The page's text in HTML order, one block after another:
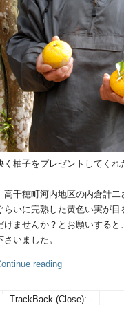
く柚子をプレゼントしてくれ
高千穂町河内地区の内倉計二
らいに完熟した黄色い実が
けませんか？とお願いする
さいました。
reading
TrackBack (Close): -